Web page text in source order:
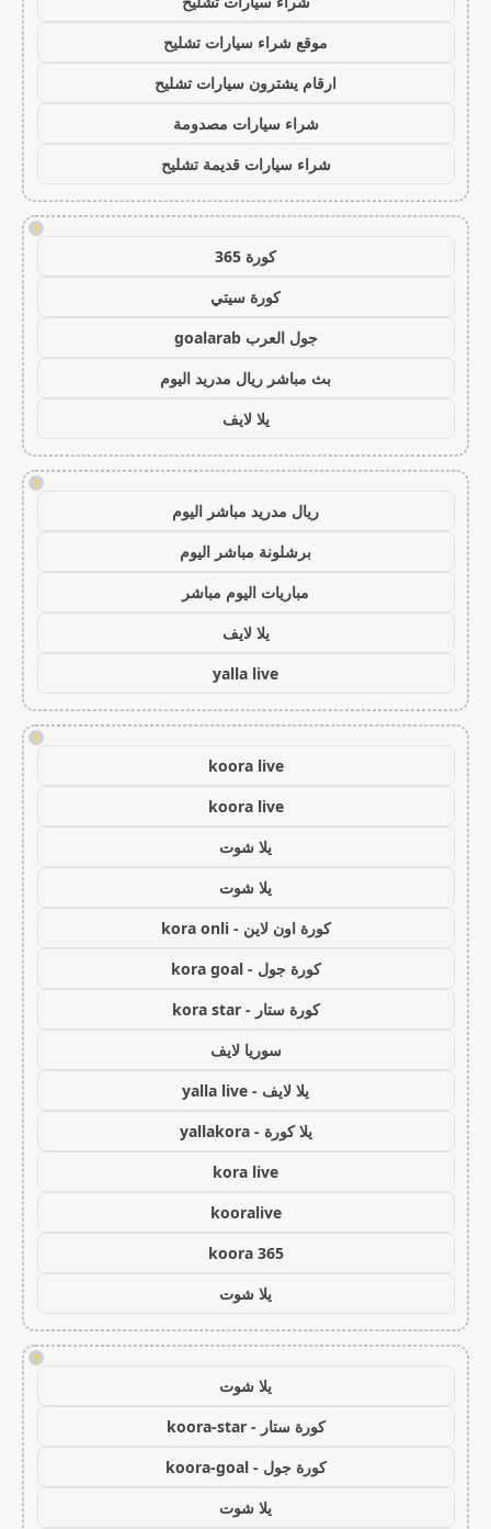
موقع شراء سيارات تشليح
ارقام يشترون سيارات تشليح
شراء سيارات مصدومة
شراء سيارات قديمة تشليح
!
كورة 365
كورة سيتي
جول العرب goalarab
بث مباشر ريال مدريد اليوم
يلا لايف
!
ريال مدريد مباشر اليوم
برشلونة مباشر اليوم
مباريات اليوم مباشر
يلا لايف
yalla live
!
koora live
koora live
يلا شوت
يلا شوت
كورة اون لاين - kora onli
كورة جول - kora goal
كورة ستار - kora star
سوريا لايف
يلا لايف - yalla live
يلا كورة - yallakora
kora live
kooralive
koora 365
يلا شوت
!
يلا شوت
كورة ستار - koora-star
كورة جول - koora-goal
يلا شوت